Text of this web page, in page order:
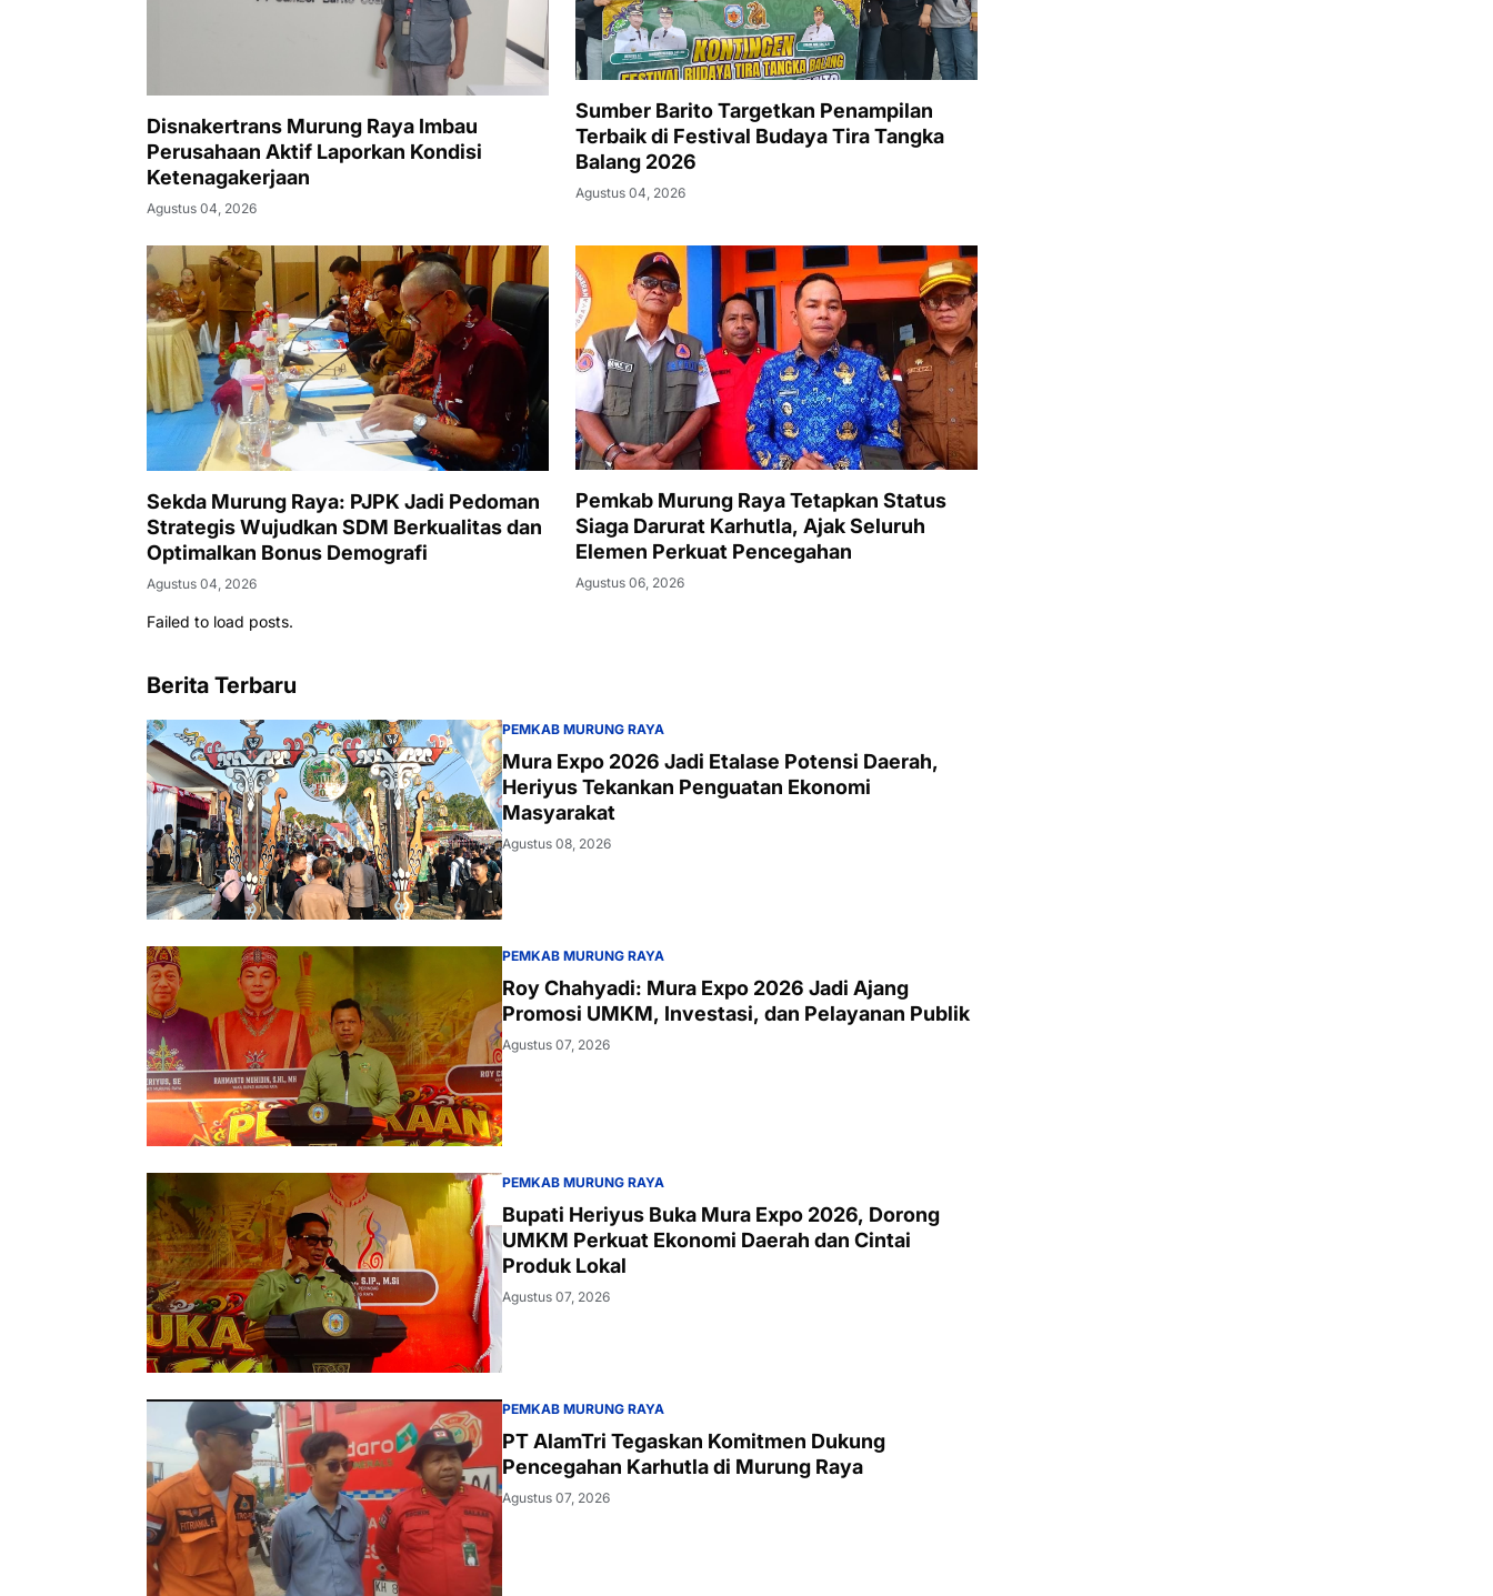
Disnakertrans Murung Raya Imbau
Perusahaan Aktif Laporkan Kondisi
Ketenagakerjaan
Agustus 04, 2026
Sumber Barito Targetkan Penampilan
Terbaik di Festival Budaya Tira Tangka
Balang 2026
Agustus 04, 2026
Sekda Murung Raya: PJPK Jadi Pedoman
Strategis Wujudkan SDM Berkualitas dan
Optimalkan Bonus Demografi
Agustus 04, 2026
Pemkab Murung Raya Tetapkan Status
Siaga Darurat Karhutla, Ajak Seluruh
Elemen Perkuat Pencegahan
Agustus 06, 2026
Failed to load posts.
Berita Terbaru
PEMKAB MURUNG RAYA
Mura Expo 2026 Jadi Etalase Potensi Daerah,
Heriyus Tekankan Penguatan Ekonomi
Masyarakat
Agustus 08, 2026
PEMKAB MURUNG RAYA
Roy Chahyadi: Mura Expo 2026 Jadi Ajang
Promosi UMKM, Investasi, dan Pelayanan Publik
Agustus 07, 2026
PEMKAB MURUNG RAYA
Bupati Heriyus Buka Mura Expo 2026, Dorong
UMKM Perkuat Ekonomi Daerah dan Cintai
Produk Lokal
Agustus 07, 2026
PEMKAB MURUNG RAYA
PT AlamTri Tegaskan Komitmen Dukung
Pencegahan Karhutla di Murung Raya
Agustus 07, 2026